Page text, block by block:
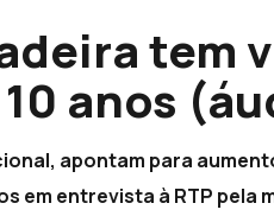
tem
anos
apontam para
em entrevista à RTP pela